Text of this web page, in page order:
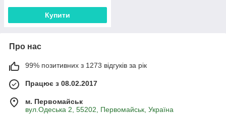
Купити
Про нас
99% позитивних з 1273 відгуків за рік
Працює з 08.02.2017
м. Первомайськ
вул.Одеська 2, 55202, Первомайськ, Україна